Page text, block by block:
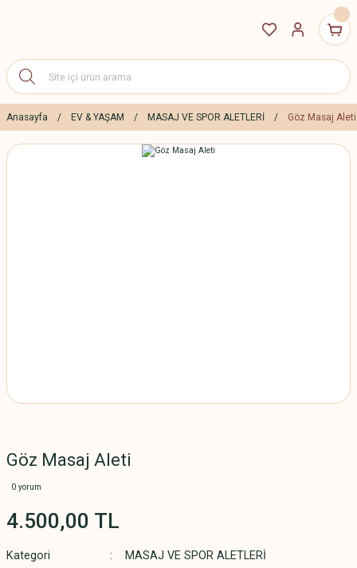
Anasayfa EV & YAŞAM MASAJ VE SPOR ALETLERİ Göz Masaj Aleti
Göz Masaj Aleti
0 yorum
4.500,00 TL
Kategori
MASAJ VE SPOR ALETLERİ